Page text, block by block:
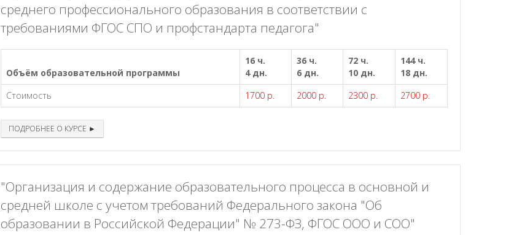
среднего профессионального образования в соответствии с
требованиями ФГОС СПО и профстандарта педагога"
Объём образовательной программы
16 ч.
4 дн.
36 ч.
6 дн.
72 ч.
10 дн.
144 ч.
18 дн.
Стоимость
1700 р. 2000 р. 2300 р. 2700 р.
ПОДРОБНЕЕ О КУРСЕ ►
"Организация и содержание образовательного процесса в основной и
средней школе с учетом требований Федерального закона "Об
образовании в Российской Федерации" № 273-ФЗ, ФГОС ООО и СОО"